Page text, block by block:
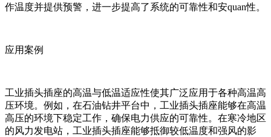
作温度并提供预警，进一步提高了系统的可靠性和安quan性。
应用案例
工业插头插座的高温与低温适应性使其广泛应用于各种高温高
压环境。例如，在石油钻井平台中，工业插头插座能够在高温
高压的环境下稳定工作，确保电力供应的可靠性。在寒冷地区
的风力发电站，工业插头插座能够抵御较低温度和强风的影